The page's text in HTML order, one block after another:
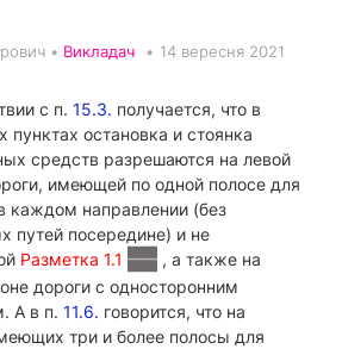
• Викладач • 14 вересня 2021
с п. 15.3. получается, что в
пунктах остановка и стоянка
средств разрешаются на левой
имеющей по одной полосе для
каждом направлении (без
путей посередине) и не
Разметка 1.1
, а также на
дороги с односторонним
А в п. 11.6. говорится, что на
три и более полосы для